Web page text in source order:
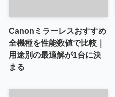
Canonミラーレスおすすめ
全機種を性能数値で比較｜
用途別の最適解が1台に決
まる